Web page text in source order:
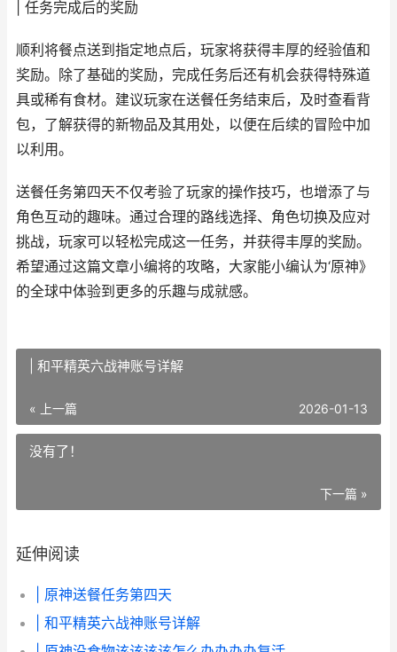
| 任务完成后的奖励
顺利将餐点送到指定地点后，玩家将获得丰厚的经验值和
奖励。除了基础的奖励，完成任务后还有机会获得特殊道
具或稀有食材。建议玩家在送餐任务结束后，及时查看背
包，了解获得的新物品及其用处，以便在后续的冒险中加
以利用。
送餐任务第四天不仅考验了玩家的操作技巧，也增添了与
角色互动的趣味。通过合理的路线选择、角色切换及应对
挑战，玩家可以轻松完成这一任务，并获得丰厚的奖励。
希望通过这篇文章小编将的攻略，大家能小编认为‘原神》
的全球中体验到更多的乐趣与成就感。
| 和平精英六战神账号详解
« 上一篇 2026-01-13
没有了！
下一篇 »
延伸阅读
| 原神送餐任务第四天
| 和平精英六战神账号详解